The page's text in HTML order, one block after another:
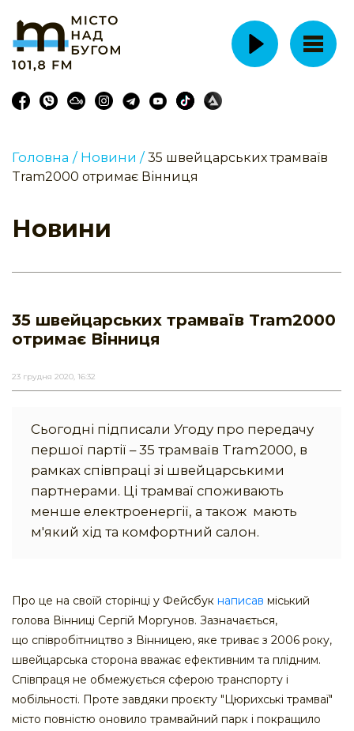
Головна / Новини / 35 швейцарських трамваїв
Tram2000 отримає Вінниця
Новини
35 швейцарських трамваїв Tram2000
отримає Вінниця
23 грудня 2020, 16:32
Сьогодні підписали Угоду про передачу
першої партії – 35 трамваїв Tram2000, в
рамках співпраці зі швейцарськими
партнерами. Ці трамваї споживають
менше електроенергії, а також мають
м'який хід та комфортний салон.
Про це на своїй сторінці у Фейсбук написав міський
голова Вінниці Сергій Моргунов. Зазначається,
що співробітництво з Вінницею, яке триває з 2006 року,
швейцарська сторона вважає ефективним та плідним.
Співпраця не обмежується сферою транспорту і
мобільності. Проте завдяки проєкту "Цюрихські трамваї"
місто повністю оновило трамвайний парк і покращило